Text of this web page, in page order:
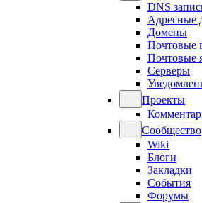
DNS
Адресные
Домены
Почтовые
Почтовые
Серверы
Проекты
Сообщество
Wiki
Блоги
Закладки
События
Форумы